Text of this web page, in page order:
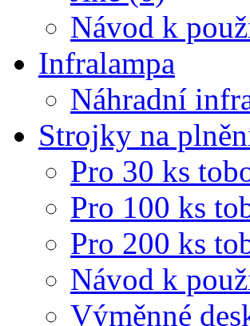
Návod k
Infralampa
Náhradní
Strojky na
Pro 30 ks
Pro 100 ks
Pro 200 ks
Návod k
Výměnné